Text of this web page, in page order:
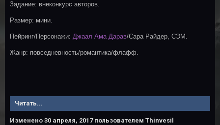
Задание: внеконкурс авторов.
Размер: мини.
Пейринг/Персонажи: Джаал Ама Дарав/Сара Райдер, СЭМ.
Жанр: повседневность/романтика/флафф.
Читать...
Изменено 30 апреля, 2017пользователем Thinvesil